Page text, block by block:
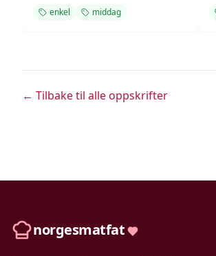
enkel middag
← Tilbake til alle oppskrifter
norgesmatfat